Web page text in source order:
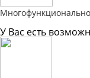
У Вас есть